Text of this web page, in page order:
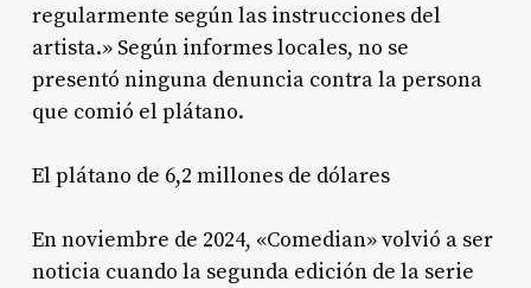
regularmente según las instrucciones del
artista.»Según informes locales, no se
presentó ninguna denuncia contra la persona
que comió el plátano.
El plátano de 6,2 millones de dólares
En noviembre de 2024, «Comedian» volvió a ser
noticia cuando la segunda edición de la serie